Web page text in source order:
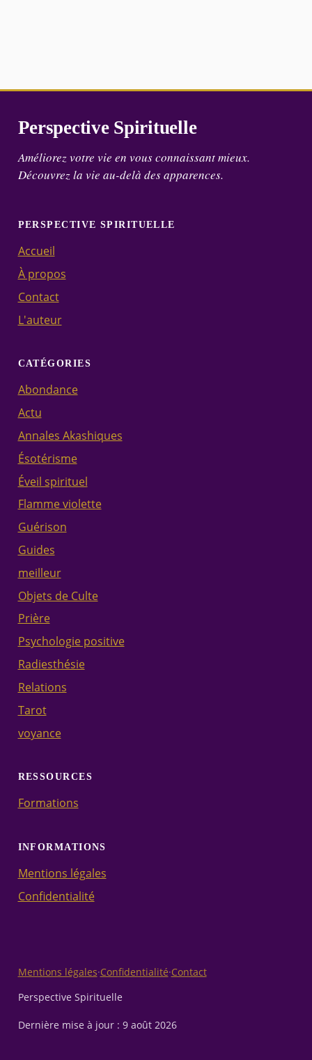
Perspective Spirituelle
Améliorez votre vie en vous connaissant mieux.
Découvrez la vie au-delà des apparences.
PERSPECTIVE SPIRITUELLE
Accueil
À propos
Contact
L'auteur
CATÉGORIES
Abondance
Actu
Annales Akashiques
Ésotérisme
Éveil spirituel
Flamme violette
Guérison
Guides
meilleur
Objets de Culte
Prière
Psychologie positive
Radiesthésie
Relations
Tarot
voyance
RESSOURCES
Formations
INFORMATIONS
Mentions légales
Confidentialité
Mentions légales·Confidentialité·Contact
Perspective Spirituelle
Dernière mise à jour : 9 août 2026